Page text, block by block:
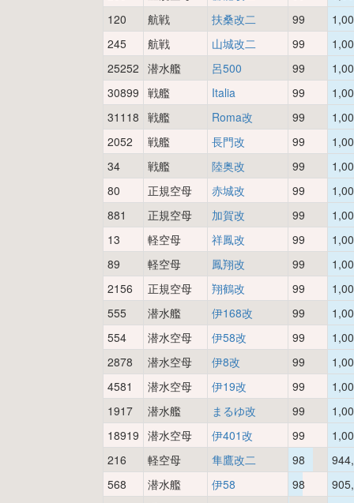
120
航戦 扶桑改二 99
245
航戦 山城改二 99
25252 潜水艦 呂500 99
30899 戦艦 Italia 99
31118 戦艦 Roma改 99
2052
戦艦 長門改 99
34
戦艦 陸奥改 99
80
正規空母 赤城改 99
881
正規空母 加賀改 99
13
軽空母 祥鳳改 99
89
軽空母 鳳翔改 99
2156
正規空母 翔鶴改 99
555
潜水艦 伊168改 99
554
潜水空母 伊58改 99
2878
潜水空母 伊8改 99
4581
潜水空母 伊19改 99
1917
潜水艦 まるゆ改 99
18919 潜水空母 伊401改 99
216
軽空母 隼鷹改二 98
568
潜水艦 伊58 98